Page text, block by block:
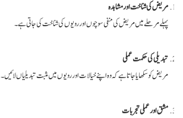
مریض کی شناخت اور مشاہدہ
پہلے مرحلے میں مریض کی منفی سوچوں اور رویوں کی شناخت کی جاتی ہے۔
تبدیلی کی حکمت عملی
مریض کو سکھایا جاتا ہے کہ وہ اپنے خیالات اور رویوں میں مثبت تبدیلیاں لائیں۔
مشق اور عملی تجربات